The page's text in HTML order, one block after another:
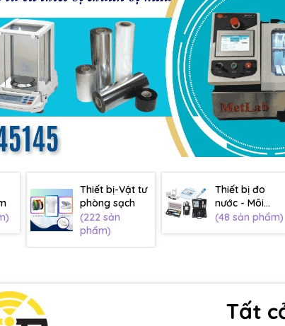
Thiết bị-Vật tư
phòng sạch
(222 sản
phẩm)
Thiết bị đo
nước - Môi
trường
(48 sản phẩm)
Tất